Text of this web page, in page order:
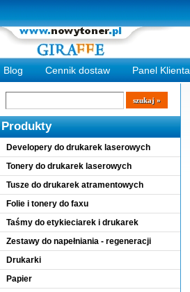
Blog Cennik dostaw Panel Klienta
Wyszukiwarka
szukaj
Produkty
Developery do drukarek laserowych
Tonery do drukarek laserowych
Tusze do drukarek atramentowych
Folie i tonery do faxu
Taśmy do etykieciarek i drukarek
Zestawy do napełniania - regeneracji
Drukarki
Papier